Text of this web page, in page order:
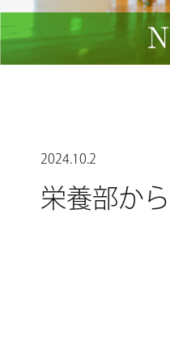
2024.10.2
栄養部か